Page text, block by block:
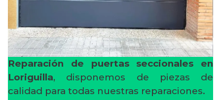
Reparación de puertas seccionales en
Loriguilla, disponemos de piezas de
calidad para todas nuestras reparaciones.